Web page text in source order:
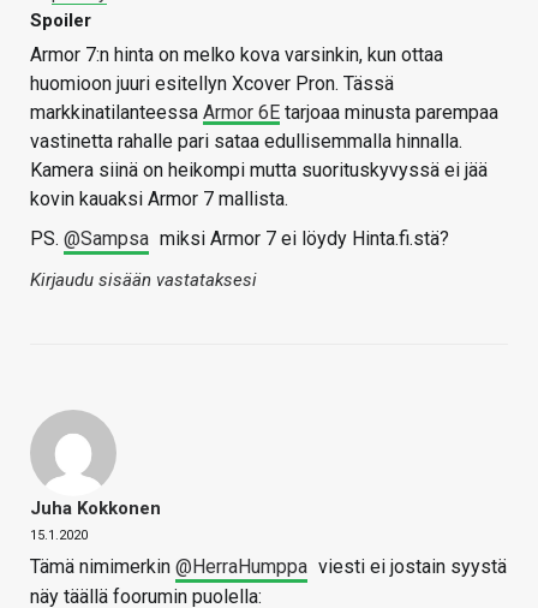
Spoiler
Armor 7:n hinta on melko kova varsinkin, kun ottaa
huomioon juuri esitellyn Xcover Pron. Tässä
markkinatilanteessa Armor 6E tarjoaa minusta parempaa
vastinetta rahalle pari sataa edullisemmalla hinnalla.
Kamera siinä on heikompi mutta suorituskyvyssä ei jää
kovin kauaksi Armor 7 mallista.
PS. @Sampsa miksi Armor 7 ei löydy Hinta.fi.stä?
Kirjaudu sisään vastataksesi
Juha Kokkonen
15.1.2020
Tämä nimimerkin @HerraHumppa viesti ei jostain syystä
näy täällä foorumin puolella: